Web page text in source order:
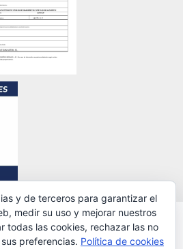
POWERED BY LEGALMIT
y de terceros para garantizar el
medir su uso y mejorar nuestros
todas las cookies, rechazar las no
preferencias. Política de cookies